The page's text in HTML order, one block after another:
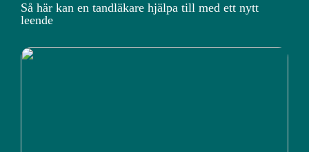
Så här kan en tandläkare hjälpa till med ett nytt
leende